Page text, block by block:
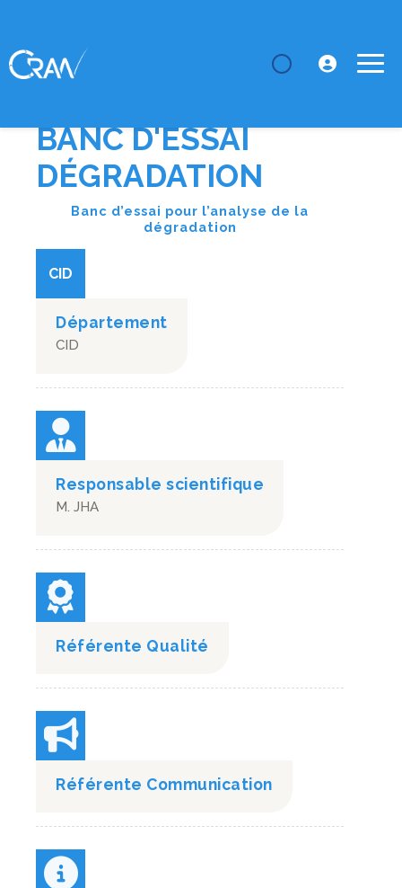
LE CRAN Plateformes Banc d'essai dégradation
BANC D'ESSAI
DÉGRADATION
Banc d’essai pour l’analyse de la
dégradation
CID
Département
CID
Responsable scientifique
M. JHA
Référente Qualité
Référente Communication